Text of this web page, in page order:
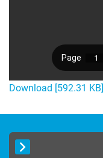
Download [592.31 KB]